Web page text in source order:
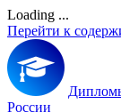
Loading ...
Перейти к
России